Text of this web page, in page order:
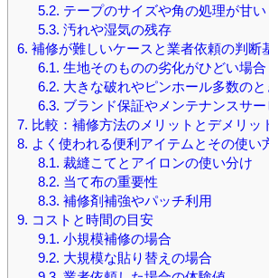
5.2. テープのサイズや角の処理が甘い
5.3. 汚れや湿気の残存
6. 補修が難しいケースと業者依頼の判断
6.1. 生地そのものの劣化がひどい場合
6.2. 大きな破れやピンホール多数のと
6.3. ブランド保証やメンテナンスサ
7. 比較：補修方法のメリットとデメリッ
8. よく使われる便利アイテムとその使い
8.1. 裁縫こてとアイロンの使い分け
8.2. 当て布の重要性
8.3. 補修剤補強やパッチ利用
9. コストと時間の目安
9.1. 小規模補修の場合
9.2. 大規模な貼り替えの場合